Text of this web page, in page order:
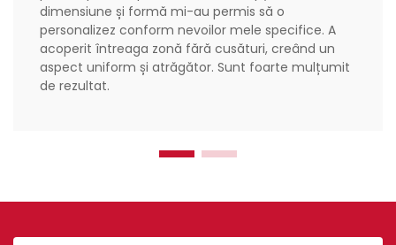
dimensiune și formă mi-au permis să o
personalizez conform nevoilor mele specifice. A
acoperit întreaga zonă fără cusături, creând un
aspect uniform și atrăgător. Sunt foarte mulțumit
de rezultat.